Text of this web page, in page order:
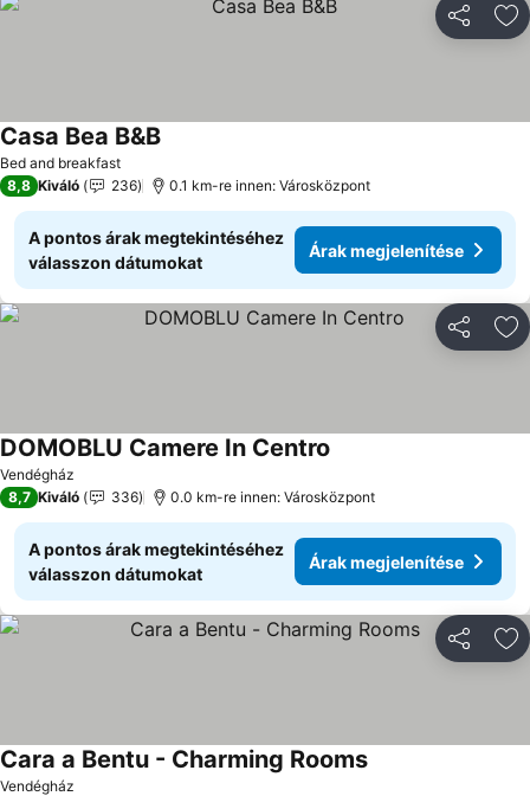
Bed and breakfast
Casa Bea B&B
8,8 Kiváló 236 0.1 km-re innen: Városközpont
A pontos árak megtekintéséhez
válasszon dátumokat
Árak megjelenítése
Vendégház
DOMOBLU Camere In Centro
8,7 Kiváló 336 0.0 km-re innen: Városközpont
A pontos árak megtekintéséhez
válasszon dátumokat
Árak megjelenítése
Vendégház
Cara a Bentu - Charming Rooms